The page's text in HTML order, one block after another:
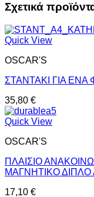
Σχετικά
Quick View
OSCAR'S
ΣΤΑΝΤΑΚΙ ΓΙΑ ΕΝΑ
35,80 €
Quick View
OSCAR'S
ΠΛΑΙΣΙΟ
ΜΑΓΝΗΤΙΚΟ ΔΙΠΛΟ
17,10 €